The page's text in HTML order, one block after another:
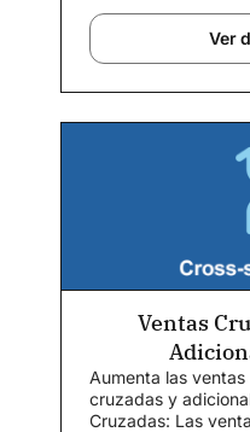
Ver
Ventas
Aumenta las
cruzadas y
Cruzadas: Las